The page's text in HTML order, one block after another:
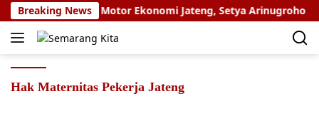
Skip
to
content
Breaking News
Halal Jadi Motor Ekonomi Jateng, Setya Arinugroho
Hak Maternitas Pekerja Jateng